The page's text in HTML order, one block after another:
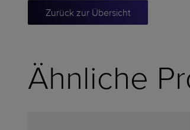
Zurück zur Übersicht
Ähnliche